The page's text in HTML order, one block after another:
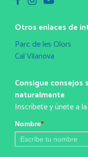
Otros enlaces de
Parc de les Olors
Cal Vilanova
Consigue consejos
naturalmente
Inscríbete y únete a
Nombre*